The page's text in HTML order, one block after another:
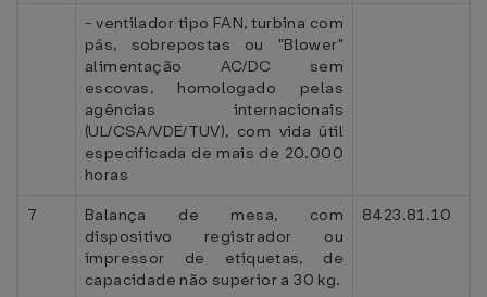
- ventilador tipo FAN, turbina com
pás, sobrepostas ou "Blower"
alimentação AC/DC sem
escovas, homologado pelas
agências internacionais
(UL/CSA/VDE/TUV), com vida útil
especificada de mais de 20.000
horas
7
Balança de mesa, com
dispositivo registrador ou
impressor de etiquetas, de
capacidade não superior a 30 kg.
8423.81.10